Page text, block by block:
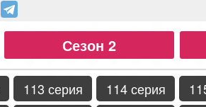
Сезон 2
113 серия 114 серия